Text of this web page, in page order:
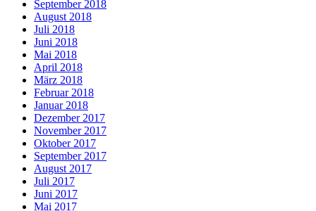
September 2018
August 2018
Juli 2018
Juni 2018
Mai 2018
April 2018
März 2018
Februar 2018
Januar 2018
Dezember 2017
November 2017
Oktober 2017
September 2017
August 2017
Juli 2017
Juni 2017
Mai 2017